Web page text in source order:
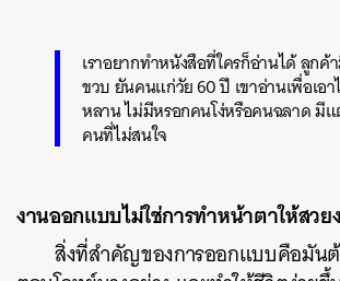
เราอยากทำหนังสือที่ใครก็อ่านได้ ลูกค้
ขวบ ยันคนแก่วัย 60 ปี เขาอ่านเพื่อเอ
หลาน ไม่มีหรอกคนโง่หรือคนฉลาด มี
คนที่ไม่สนใจ
งานออกแบบไม่ใช่การทำหน้าตาให้สวย
สิ่งที่สำคัญของการออกแบบคือมัน